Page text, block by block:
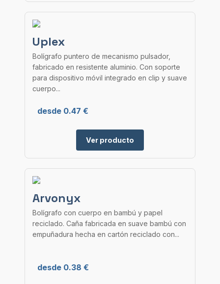
Uplex
Bolígrafo puntero de mecanismo pulsador,
fabricado en resistente aluminio. Con soporte
para dispositivo móvil integrado en clip y suave
cuerpo...
desde 0.47 €
Ver producto
Arvonyx
Bolígrafo con cuerpo en bambú y papel
reciclado. Caña fabricada en suave bambú con
empuñadura hecha en cartón reciclado con...
desde 0.38 €